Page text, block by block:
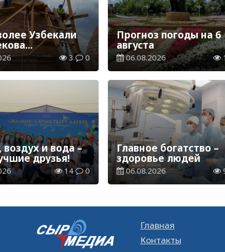
Узбекали
3 0
Прогноз погоды на 6
августа
06.08.2026
воздух и вода –
друзья!
14 0
Главное богатство –
здоровье людей
06.08.2026
Главная
Контакты